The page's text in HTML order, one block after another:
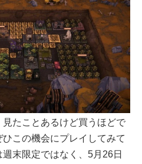
たことあるけど買うほどで
この機会にプレイしてみて
末限定ではなく、5月26日